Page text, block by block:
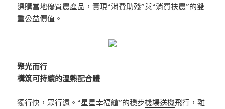
選購當地優質農產品，實現“消費助殘”與“消費扶農”的雙
重公益價值。
聚光而行
構筑可持續的溫熱配合體
獨行快，眾行遠。“星星幸福艙”的穩步機場送機飛行，離